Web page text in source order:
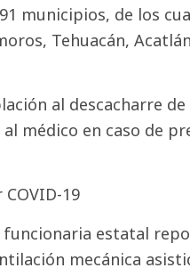
municipios, de los
Tehuacán,
al descacharre
médico en caso de
19
funcionaria estatal
mecánica